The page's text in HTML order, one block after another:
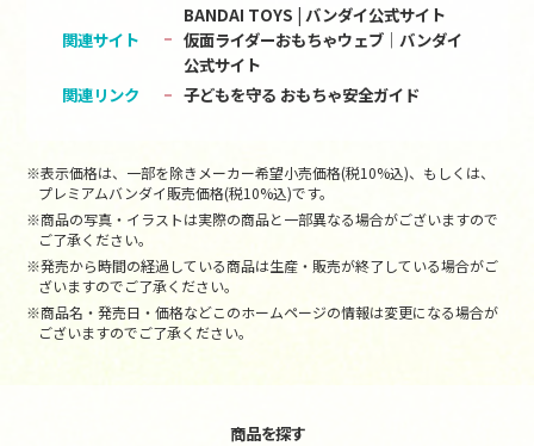
関連サイト
BANDAI TOYS | バンダイ公式サイト
仮面ライダーおもちゃウェブ│バンダイ
公式サイト
関連リンク
子どもを守る おもちゃ安全ガイド
※表示価格は、一部を除きメーカー希望小売価格(税10%込)、もしくは、
プレミアムバンダイ販売価格(税10%込)です。
※商品の写真・イラストは実際の商品と一部異なる場合がございますので
ご了承ください。
※発売から時間の経過している商品は生産・販売が終了している場合がご
ざいますのでご了承ください。
※商品名・発売日・価格などこのホームページの情報は変更になる場合が
ございますのでご了承ください。
商品を探す